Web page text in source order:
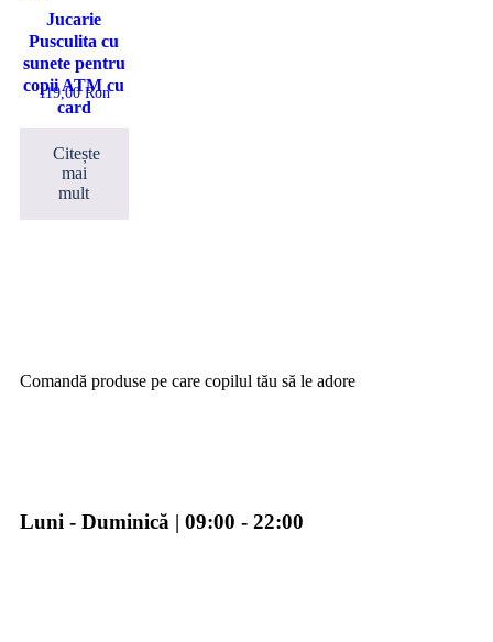
Jucarie
Pusculita cu
sunete pentru
copii ATM cu
card
119,00Ron
Citește
mai
mult
Comandă produse pe care copilul tău să le adore
Luni - Duminică | 09:00 - 22:00